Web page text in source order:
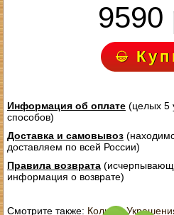
9590
Информация об оплате(целых 5
способов)
Доставка и самовывоз
доставляем по всей России)
Правила возврата
информация о возврате)
Смотрите также: Кольца,